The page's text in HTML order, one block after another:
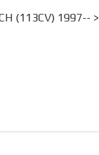
(113CV) 1997-- >